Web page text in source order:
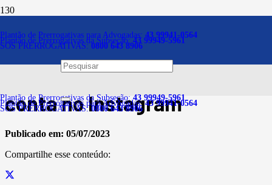
Plantão de Prerrogativas para Advogadas: 43 99941-0564
Plantão de Prerrogativas da Subseção:43 99949-5961
SOS PRERROGATIVAS:0800 643 8906
Plantão de Prerrogativas da Subseção:43 99949-5961
Plantão de Prerrogativas para Advogadas:43 99941-0564
SOS PRERROGATIVAS:0800 643 8906
Facebook deve indenizar
empresa por bloqueio de
conta no Instagram
Publicado em: 05/07/2023
Compartilhe esse conteúdo: